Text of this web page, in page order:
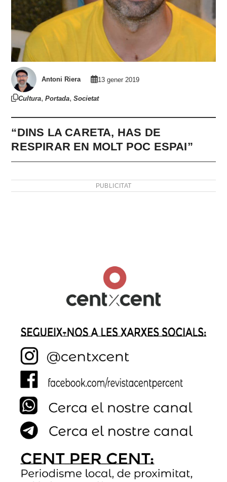
Antoni Riera 13 gener 2019
Cultura,Portada,Societat
“DINS LA CARETA, HAS DE
RESPIRAR EN MOLT POC ESPAI”
PUBLICITAT